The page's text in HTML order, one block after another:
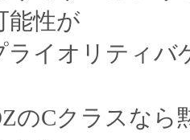
能性が
ライオリティバ
のCクラスな